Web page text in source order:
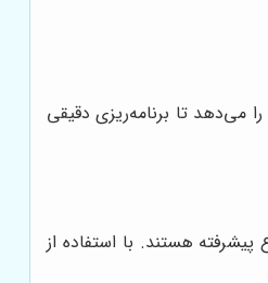
می‌دهد تا برنامه‌ریزی دقیقی
هستند. با استفاده از